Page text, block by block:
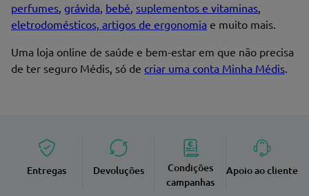
perfumes, grávida, bebé, suplementos e vitaminas,
eletrodomésticos, artigos de ergonomia e muito mais.
Uma loja online de saúde e bem-estar em que não precisa
de ter seguro Médis, só de criar uma conta Minha Médis.
Entregas Devoluções
Condições
campanhas
Apoio ao cliente